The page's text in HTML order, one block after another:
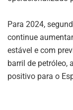
Para 2024,
continue
estável e com
barril de petróleo,
positivo para o